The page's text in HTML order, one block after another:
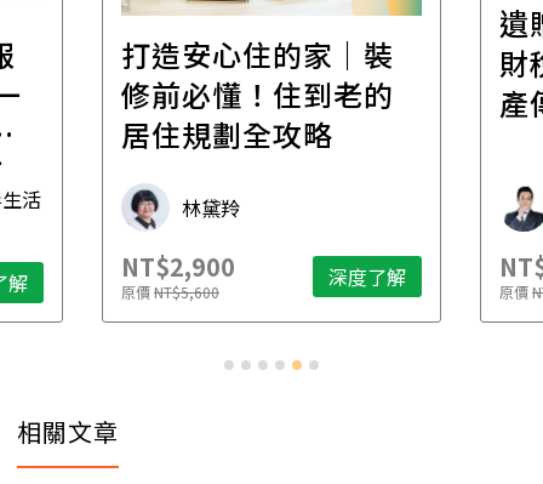
活
解
打造安心住的家｜裝
修前必懂！住到老的
居住規劃全攻略
林黛羚
NT$2,900
原價NT$5,600 深度了解
遺
財
產
原價
相關文章